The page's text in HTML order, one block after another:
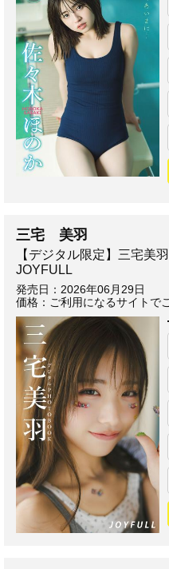
三宅 美羽
【デジタル限定】三宅美
JOYFULL
発売日： 2026年06月29日
価格：ご利用になるサイトで